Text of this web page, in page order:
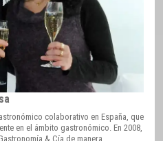
colaborativo en España, que
en el ámbito gastronómico. En 2008,
& Cía de manera